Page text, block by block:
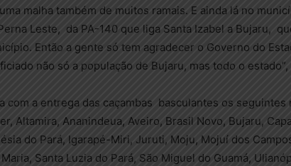
malha também de muitos ramais. E ainda lá no
Leste, da PA-140 que liga Santa Izabel a Bujaru,
Então a gente só tem agradecer o Governo do
não só a população de Bujaru, mas todo o
com a entrega das caçambas basculantes os seguintes
Altamira, Ananindeua, Aveiro, Brasil Novo, Bujaru,
do Pará, Igarapé-Miri, Juruti, Moju, Mojuí dos
Santa Luzia do Pará, São Miguel do Guamá,